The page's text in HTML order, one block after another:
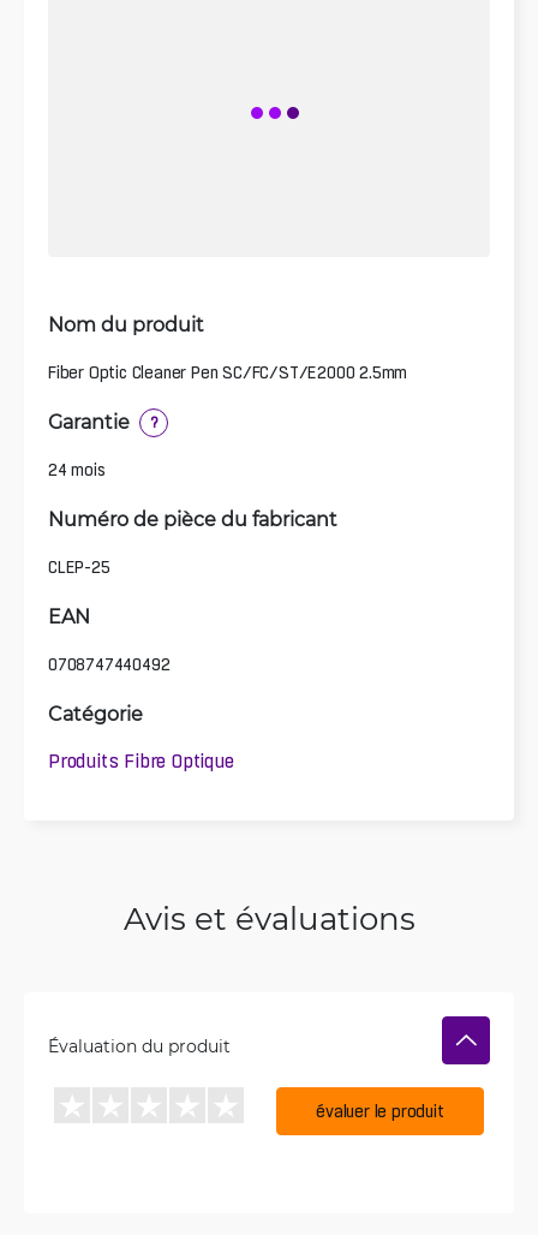
Nom du produit
Fiber Optic Cleaner Pen SC/FC/ST/E2000 2.5mm
Garantie ?
24 mois
Numéro de pièce du fabricant
CLEP-25
EAN
0708747440492
Catégorie
Produits Fibre Optique
Avis et évaluations
Évaluation du produit
évaluer le produit